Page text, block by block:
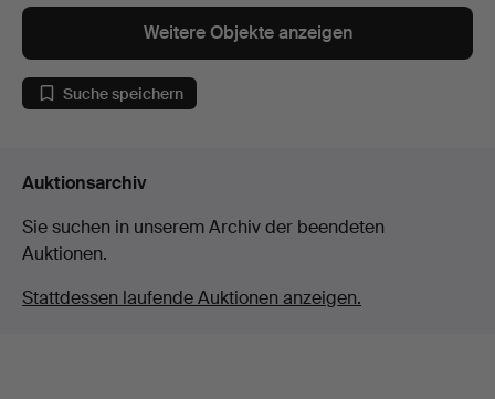
Weitere Objekte anzeigen
Suche speichern
Auktionsarchiv
Sie suchen in unserem Archiv der beendeten
Auktionen.
Stattdessen laufende Auktionen anzeigen.